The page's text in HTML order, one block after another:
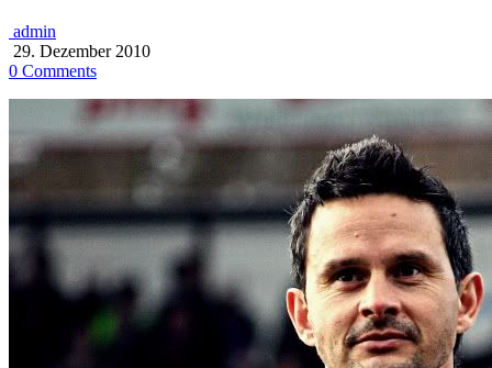
admin
29. Dezember 2010
0 Comments